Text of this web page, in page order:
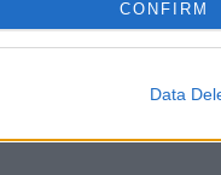
CONFIRM
Data